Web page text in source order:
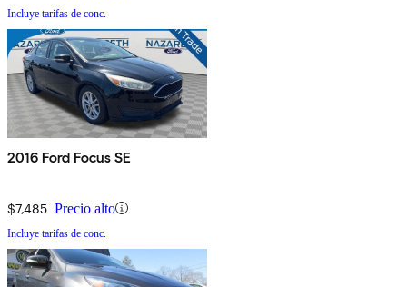
Incluye tarifas de conc.
2016 Ford Focus SE
$7,485 Precio alto
Incluye tarifas de conc.